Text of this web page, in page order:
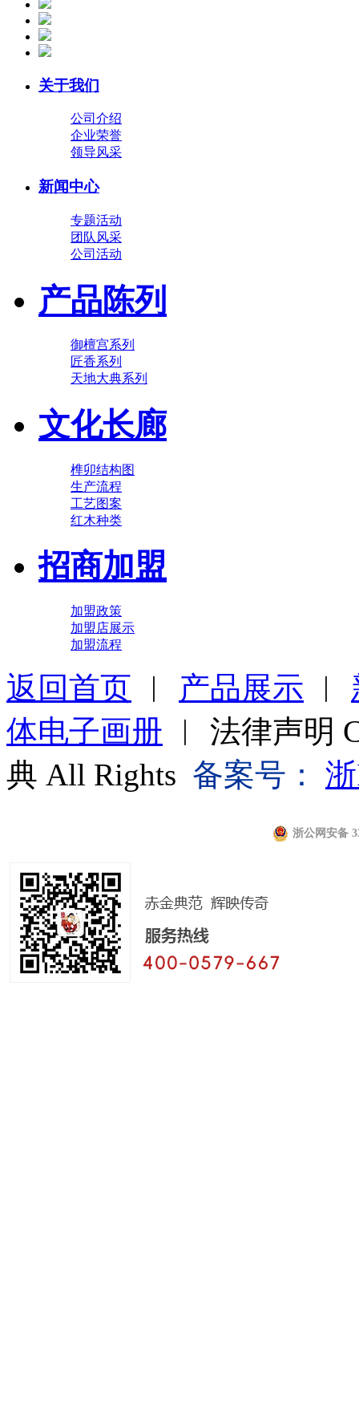
关于我们
公司介绍
企业荣誉
领导风采
新闻中心
专题活动
团队风采
公司活动
产品陈列
御檀宫系列
匠香系列
天地大典系列
文化长廊
榫卯结构图
生产流程
工艺图案
红木种类
招商加盟
加盟政策
加盟店展示
加盟流程
返回首页 ︱ 产品展示 ︱
体电子画册 ︱ 法律声明
典 All Rights 备案号：
浙公网安备